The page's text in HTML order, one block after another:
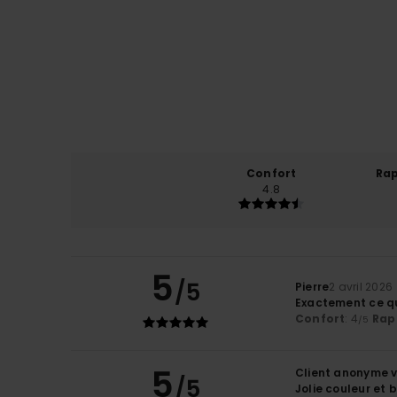
Confort
4.8
5/5 Pierre2 avril 2026
Exactement ce
Confort: 4/5
5/5 Client anonyme
Jolie couleur et